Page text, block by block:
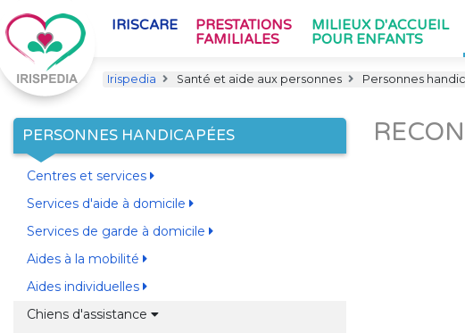
IRISCARE
PRESTATIONS
FAMILIALES
MILIEUX D'ACCUEIL
POUR ENFANTS
Irispedia Santé et aide aux personnes Personnes
PERSONNES HANDICAPÉES
Centres et services
Services d'aide à domicile
Services de garde à domicile
Aides à la mobilité
Aides individuelles
Chiens d'assistance